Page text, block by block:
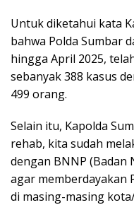
Untuk diketahui kata
bahwa Polda Sumbar
hingga April 2025,
sebanyak 388 kasus
499 orang.
Selain itu, Kapolda
rehab, kita sudah
dengan BNNP
agar memberdayakan
di masing-masing